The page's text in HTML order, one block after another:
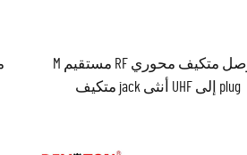
موصل متكيف محوري RF مستقيم M
plug إلى UHF أنثى jack متكيف